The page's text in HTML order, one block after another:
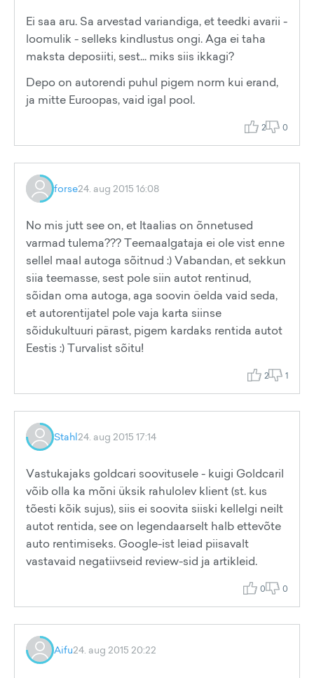
Ei saa aru. Sa arvestad variandiga, et teedki avarii -
loomulik - selleks kindlustus ongi. Aga ei taha
maksta deposiiti, sest... miks siis ikkagi?
Depo on autorendi puhul pigem norm kui erand,
ja mitte Euroopas, vaid igal pool.
2 0
forse24. aug 2015 16:08
No mis jutt see on, et Itaalias on õnnetused
varmad tulema??? Teemaalgataja ei ole vist enne
sellel maal autoga sõitnud :) Vabandan, et sekkun
siia teemasse, sest pole siin autot rentinud,
sõidan oma autoga, aga soovin öelda vaid seda,
et autorentijatel pole vaja karta siinse
sõidukultuuri pärast, pigem kardaks rentida autot
Eestis :) Turvalist sõitu!
2 1
Stahl24. aug 2015 17:14
Vastukajaks goldcari soovitusele - kuigi Goldcaril
võib olla ka mõni üksik rahulolev klient (st. kus
tõesti kõik sujus), siis ei soovita siiski kellelgi neilt
autot rentida, see on legendaarselt halb ettevõte
auto rentimiseks. Google-ist leiad piisavalt
vastavaid negatiivseid review-sid ja artikleid.
0 0
Aifu24. aug 2015 20:22